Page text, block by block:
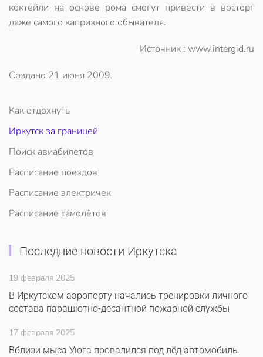
коктейли на основе рома смогут привести в восторг
даже самого капризного обывателя.
Источник : www.intergid.ru
Создано 21 июня 2009.
Как отдохнуть
Иркутск за границей
Поиск авиабилетов
Расписание поездов
Расписание электричек
Расписание самолётов
Последние новости Иркутска
19 февраля 2025
В Иркутском аэропорту начались тренировки личного
состава парашютно-десантной пожарной службы
17 февраля 2025
Вблизи мыса Уюга провалился под лёд автомобиль.